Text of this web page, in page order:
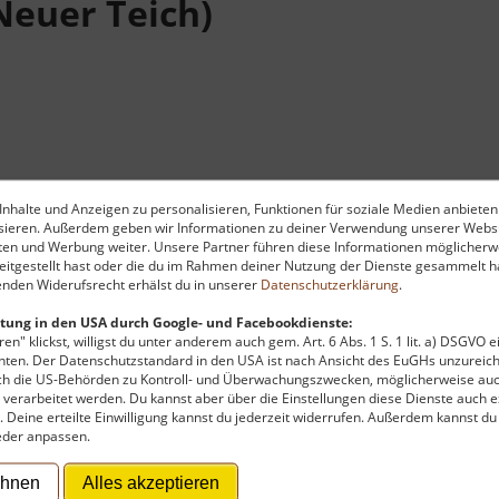
und Anzeigen zu personalisieren, Funktionen für soziale Medien
Außerdem geben wir Informationen zu deiner Verwendung unserer
und Werbung weiter. Unsere Partner führen diese Informationen
hast oder die du im Rahmen deiner Nutzung der Dienste gesammelt
Widerufsrecht erhälst du in unserer Datenschutzerklärung.
in den USA durch Google- und Facebookdienste:
klickst, willigst du unter anderem auch gem. Art. 6 Abs. 1 S. 1 lit. a) DSGVO
Der Datenschutzstandard in den USA ist nach Ansicht des EuGHs
die US-Behörden zu Kontroll- und Überwachungszwecken, möglicherweise
werden. Du kannst aber über die Einstellungen diese Dienste auch
erteilte Einwilligung kannst du jederzeit widerrufen. Außerdem kannst
anpassen.
Alles akzeptieren
Teich)
Straße zwischen Boleboř (Göttersdorf) und Hora
ein. Hier kann man prima Picknick machen und die
sind ein wenig versumpft, daher vorsicht beim
Schwebstoffen. Von hier aus kann man auch gut